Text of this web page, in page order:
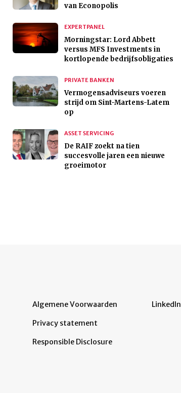
van Econopolis
EXPERTPANEL
Morningstar: Lord Abbett
versus MFS Investments in
kortlopende bedrijfsobligaties
PRIVATE BANKEN
Vermogensadviseurs voeren
strijd om Sint-Martens-Latem
op
ASSET SERVICING
De RAIF zoekt na tien
succesvolle jaren een nieuwe
groeimotor
Algemene Voorwaarden
Privacy statement
Responsible Disclosure
LinkedIn